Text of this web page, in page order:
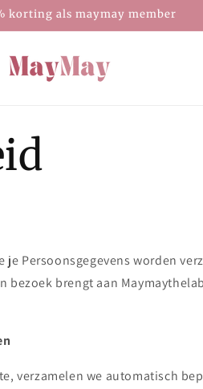
korting als maymay member
Persoonsgegevens worden
bezoek brengt aan
verzamelen we automatisch